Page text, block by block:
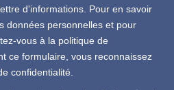
d'informations. Pour en savoir
données personnelles et pour
vous à la politique de
ce formulaire, vous reconnaissez
confidentialité.